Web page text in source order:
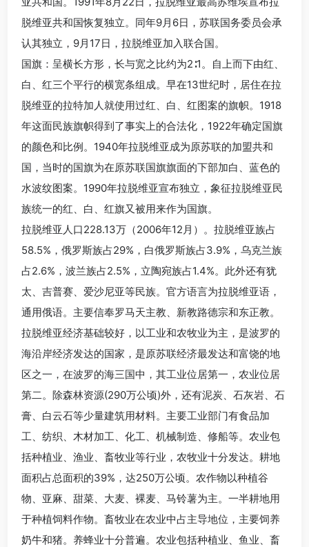
脱维亚共和国恢复独立。同年9月6日，苏联国务委员会承
认其独立，9月17日，拉脱维亚加入联合国。
国旗：呈横长方形，长与宽之比约为2∶1。自上而下由红、
白、红三个平行的横宽条组成。早在13世纪时，居住在拉
脱维亚的拉特加人就使用过红、白、红图案的旗帜。1918
年这面民族旗帜得到了事实上的合法化，1922年确定国旗
的颜色和比例。1940年拉脱维亚成为原苏联的加盟共和
国，当时的国旗为在原苏联国旗旗面的下部加白、蓝色的
水波纹图案。1990年拉脱维亚宣布独立，象征拉脱维亚民
族统一的红、白、红旗又被用来作为国旗。
拉脱维亚人口228.13万（2006年12月）。拉脱维亚族占
58.5%，俄罗斯族占29%，白俄罗斯族占3.9%，乌克兰族
占2.6%，波兰族占2.5%，立陶宛族占1.4%。此外还有犹
太、吉普赛、爱沙尼亚等民族。官方语言为拉脱维亚语，
通用俄语。主要信奉罗马天主教、新教路德宗和东正教。
拉脱维亚经济基础较好，以工业和农牧业为主，是波罗的
海沿岸经济发达的国家，是原苏联经济最发达和富饶的地
区之一，在波罗的海三国中，其工业位居第一，农业位居
第二。除森林资源(290万公顷)外，还有泥炭、石灰岩、石
膏、白云石等少量建筑用材料。主要工业部门有食品加
工、纺织、木材加工、化工、机械制造、修船等。农业包
括种植业、渔业、畜牧业等行业，农牧业十分发达。耕地
面积占总面积的39%，达250万公顷。农作物以种植谷
物、亚麻、甜菜、大麦、裸麦、马铃薯为主。一半耕地用
于种植饲料作物。畜牧业在农业中占主导地位，主要饲养
奶牛和猪。养蜂业十分普遍。农业包括种植业、鱼业、畜